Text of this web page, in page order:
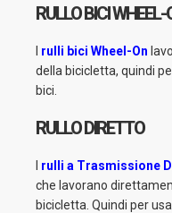
RULLO BICI WHEEL-
rulli bici Wheel-On
della bicicletta, quindi
bici.
RULLO DIRETTO
rulli a Trasmissione
che lavorano
bicicletta. Quindi per